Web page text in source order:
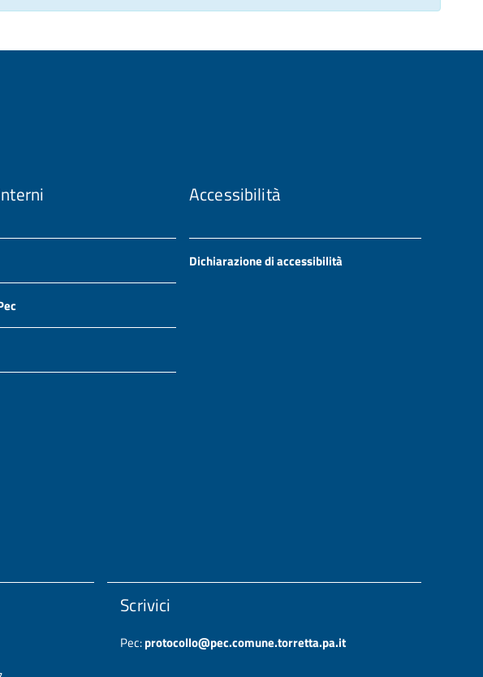
Accessibilità
Dichiarazione di accessibilità
Scrivici
Pec:protocollo@pec.comune.torretta.pa.it